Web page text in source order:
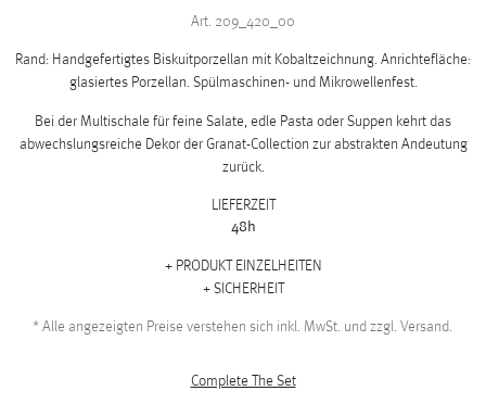
Art. 209_420_00
Rand: Handgefertigtes Biskuitporzellan mit Kobaltzeichnung. Anrichtefläche:
glasiertes Porzellan. Spülmaschinen- und Mikrowellenfest.
Bei der Multischale für feine Salate, edle Pasta oder Suppen kehrt das
abwechslungsreiche Dekor der Granat-Collection zur abstrakten Andeutung
zurück.
LIEFERZEIT
48h
PRODUKT EINZELHEITEN
SICHERHEIT
* Alle angezeigten Preise verstehen sich inkl. MwSt. und zzgl. Versand.
Complete The Set